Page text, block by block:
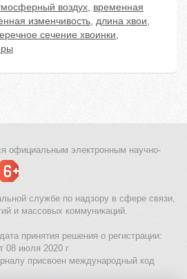
воздух, временная
изменчивость, длина хвои,
сечение хвоинки,
официальным электронным научно-
службе по надзору в сфере связи,
и массовых коммуникаций.
принятия решения о регистрации:
08 июля 2020 г
присвоен международный код